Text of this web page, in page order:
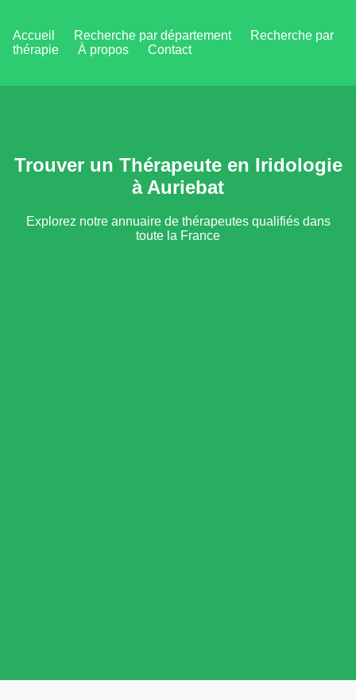
Accueil Recherche par département
Recherche par
thérapie
À propos Contact
Trouver un Thérapeute en Iridologie
à Auriebat
Explorez notre annuaire de thérapeutes qualifiés dans
toute la France